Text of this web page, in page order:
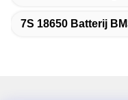
7S 18650 Batterij